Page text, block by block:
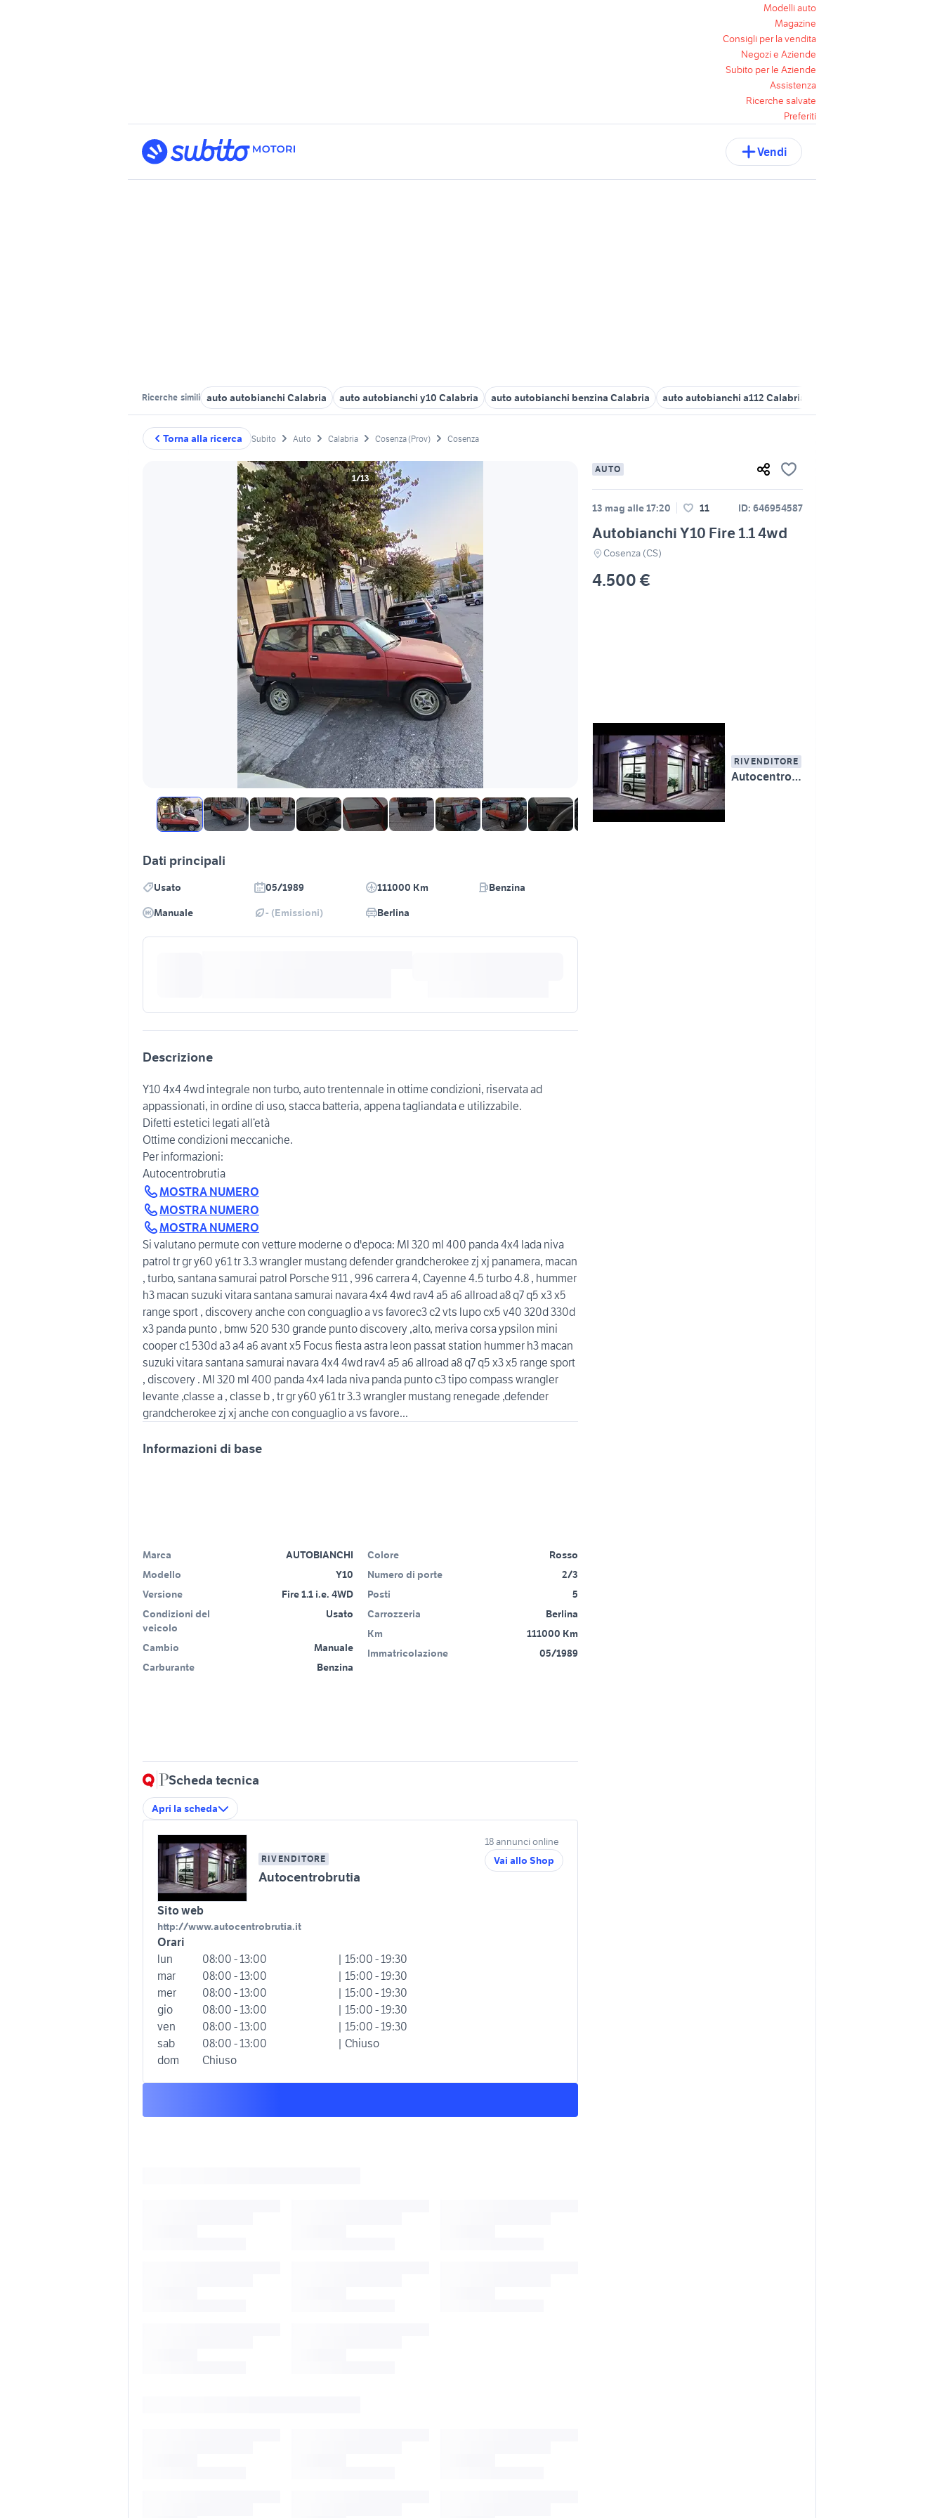
Modelli auto
Magazine
Consigli per la vendita
Negozi e Aziende
Subito per le Aziende
Assistenza
Ricerche salvate
Preferiti
Vendi
Ricerche simili auto autobianchi Calabria auto autobianchi y10 Calabria auto autobianchi benzina Calabria auto autobianchi a112 Calabria
Torna alla ricerca Subito Auto Calabria Cosenza (Prov) Cosenza
1/13
AUTO
13 mag alle 17:20 11 ID: 646954587
Autobianchi Y10 Fire 1.1 4wd
Cosenza (CS)
4.500 €
RIVENDITORE
Autocentrobrutia
Dati principali
Usato 05/1989 111000 Km
Benzina
Manuale
- (Emissioni) Berlina
Descrizione
Y10 4x4 4wd integrale non turbo, auto trentennale in ottime condizioni, riservata ad
appassionati, in ordine di uso, stacca batteria, appena tagliandata e utilizzabile.
Difetti estetici legati all’età
Ottime condizioni meccaniche.
Per informazioni:
MOSTRA NUMERO
MOSTRA NUMERO
MOSTRA NUMERO
Si valutano permute con vetture moderne o d'epoca: Ml 320 ml 400 panda 4x4 lada niva
patrol tr gr y60 y61 tr 3.3 wrangler mustang defender grandcherokee zj xj panamera, macan
, turbo, santana samurai patrol Porsche 911 , 996 carrera 4, Cayenne 4.5 turbo 4.8 , hummer
h3 macan suzuki vitara santana samurai navara 4x4 4wd rav4 a5 a6 allroad a8 q7 q5 x3 x5
range sport , discovery anche con conguaglio a vs favorec3 c2 vts lupo cx5 v40 320d 330d
x3 panda punto , bmw 520 530 grande punto discovery ,alto, meriva corsa ypsilon mini
cooper c1 530d a3 a4 a6 avant x5 Focus fiesta astra leon passat station hummer h3 macan
suzuki vitara santana samurai navara 4x4 4wd rav4 a5 a6 allroad a8 q7 q5 x3 x5 range sport
, discovery . Ml 320 ml 400 panda 4x4 lada niva panda punto c3 tipo compass wrangler
levante ,classe a , classe b , tr gr y60 y61 tr 3.3 wrangler mustang renegade ,defender
grandcherokee zj xj anche con conguaglio a vs favore...
Informazioni di base
Marca
AUTOBIANCHI
Modello
Y10
Versione
Fire 1.1 i.e. 4WD
Condizioni del
veicolo
Usato
Cambio
Manuale
Carburante
Benzina
Colore
Rosso
Numero di porte
2/3
Posti
5
Carrozzeria
Berlina
Km
111000 Km
Immatricolazione
05/1989
Scheda tecnica
Apri la scheda
RIVENDITORE
Autocentrobrutia
Sito web
http://www.autocentrobrutia.it
Orari
lun
08:00 - 13:00
| 15:00 - 19:30
mar
08:00 - 13:00
| 15:00 - 19:30
mer
08:00 - 13:00
| 15:00 - 19:30
gio
08:00 - 13:00
| 15:00 - 19:30
ven
08:00 - 13:00
| 15:00 - 19:30
sab
08:00 - 13:00
| Chiuso
dom
Chiuso
18 annunci online
Vai allo Shop